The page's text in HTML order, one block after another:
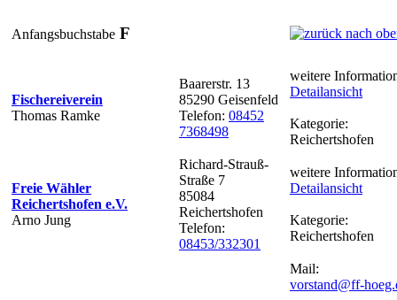
Anfangsbuchstabe F
Fischereiverein
Thomas Ramke
Baarerstr. 13
85290 Geisenfeld
Telefon: 08452
7368498
weitere
Detailansicht
Kategorie:
Reichertshofen
Freie Wähler
Reichertshofen e.V.
Arno Jung
Richard-Strauß-
Straße 7
85084
Reichertshofen
Telefon:
08453/332301
weitere
Detailansicht
Kategorie:
Reichertshofen
Mail:
vorstand@ff-